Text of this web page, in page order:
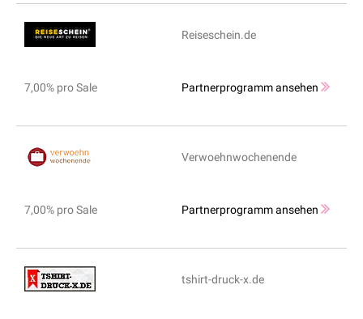
Reiseschein.de
7,00% pro Sale Partnerprogramm ansehen
Verwoehnwochenende
7,00% pro Sale Partnerprogramm ansehen
tshirt-druck-x.de